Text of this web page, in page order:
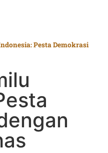
Pesta Demokrasi